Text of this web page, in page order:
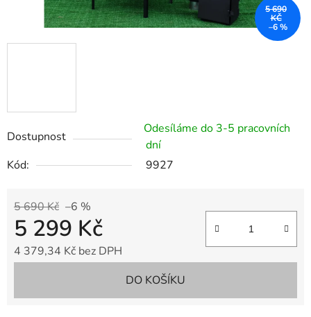
Dostupnost
Odesíláme do 3-5 pracovních
dní
Kód:
9927
5 690 Kč –6 %
5 299 Kč
4 379,34 Kč bez DPH
DO KOŠÍKU
5 690
KČ
–6 %